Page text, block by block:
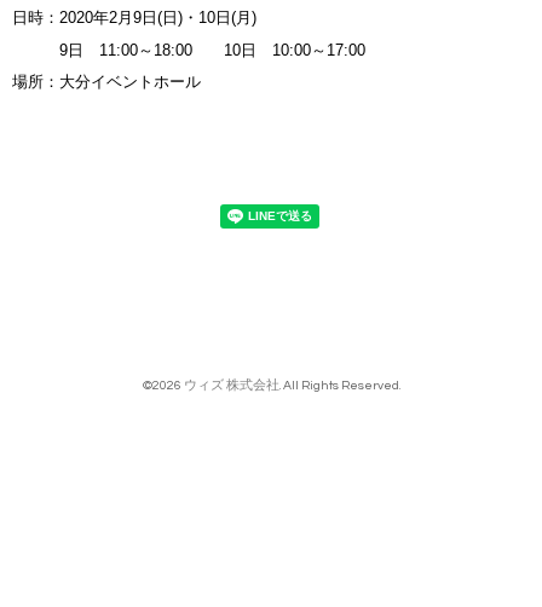
日時：2020年2月9日(日)・10日(月)
9日 11:00～18:00 10日 10:00～17:00
場所：大分イベントホール
©2026 ウィズ 株式会社. All Rights Reserved.